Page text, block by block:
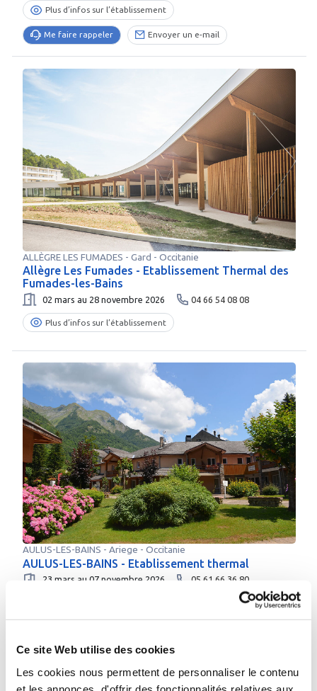
Ce site Web utilise des cookies
Les cookies nous permettent de personnaliser le contenu
Plus d’infos sur l’établissement
Me faire rappeler Envoyer un e-mail
ALLÈGRE LES FUMADES - Gard - Occitanie
Allègre Les Fumades - Etablissement Thermal des
Fumades-les-Bains
02 mars au 28 novembre 2026 04 66 54 08 08
Plus d’infos sur l’établissement
AULUS-LES-BAINS - Ariege - Occitanie
AULUS-LES-BAINS - Etablissement thermal
23 mars au 07 novembre 2026 05 61 66 36 80